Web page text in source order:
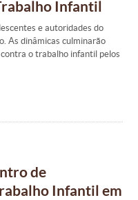
Infantil
e autoridades do
As dinâmicas culminarão
o trabalho infantil pelos
de
Infantil em